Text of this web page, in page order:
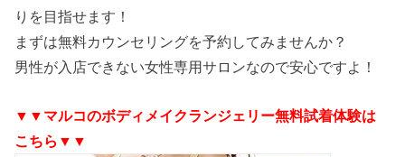
りを目指せます！
まずは無料カウンセリングを予約してみませんか？
男性が入店できない女性専用サロンなので安心ですよ！
▼▼マルコのボディメイクランジェリー無料試着体験は
こちら▼▼